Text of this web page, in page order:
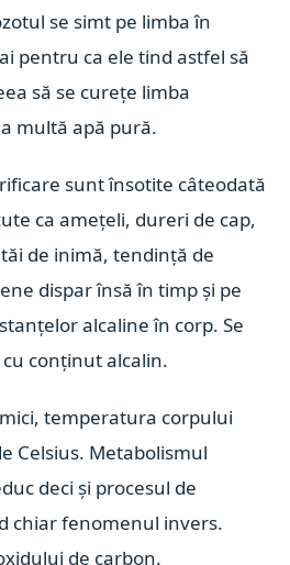
se simt pe limba în
pentru ca ele tind astfel să
să se curețe limba
multă apă pură.
sunt însotite câteodată
ca amețeli, dureri de cap,
de inimă, tendință de
dispar însă în timp și pe
alcaline în corp. Se
conținut alcalin.
temperatura corpului
Celsius. Metabolismul
deci și procesul de
chiar fenomenul invers.
de carbon.